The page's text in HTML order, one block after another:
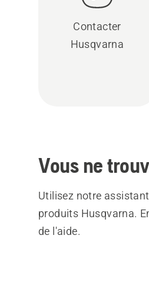
Contacter
Husqvarna
Vous ne
Utilisez notre
produits Husqvarna.
de l'aide.